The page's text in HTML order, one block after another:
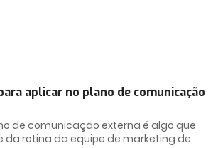
aplicar no plano de comunicação
de comunicação externa é algo que
da rotina da equipe de marketing de